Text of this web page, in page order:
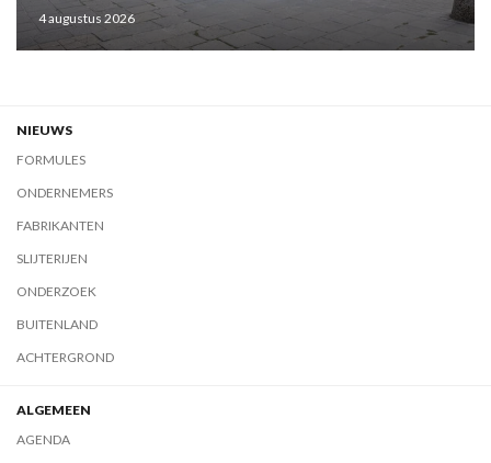
4 augustus 2026
NIEUWS
FORMULES
ONDERNEMERS
FABRIKANTEN
SLIJTERIJEN
ONDERZOEK
BUITENLAND
ACHTERGROND
ALGEMEEN
AGENDA